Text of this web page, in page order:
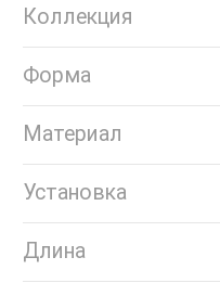
Коллекция
Форма
Материал
Установка
Длина